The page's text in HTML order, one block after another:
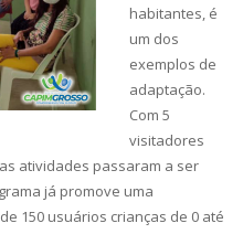
habitantes, é
um dos
exemplos de
adaptação.
Com 5
visitadores
atividades passaram a ser
já promove uma
150 usuários crianças de 0 até